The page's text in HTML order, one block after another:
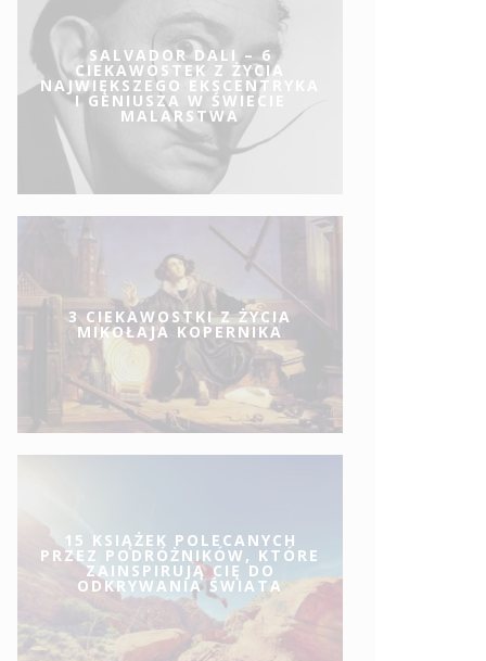
SALVADOR DALI – 6
CIEKAWOSTEK Z ŻYCIA
NAJWIĘKSZEGO EKSCENTRYKA
I GENIUSZA W ŚWIECIE
MALARSTWA
3 CIEKAWOSTKI Z ŻYCIA
MIKOŁAJA KOPERNIKA
15 KSIĄŻEK POLECANYCH
PRZEZ PODRÓŻNIKÓW, KTÓRE
ZAINSPIRUJĄ CIĘ DO
ODKRYWANIA ŚWIATA